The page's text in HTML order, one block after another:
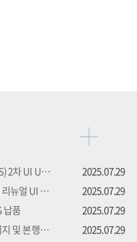
중앙사회서비스원 업무포털(PMS) 2차 UI UX 부문 용역 수주
2025.07.29
DTC 유전자검사역량처리시스템 리뉴얼 UI UX 부문 용역 수주
2025.07.29
납품
2025.07.29
2025 APEC정상회의 공식 홈페이지 및 본행사 등록시스템 프로...
2025.07.29